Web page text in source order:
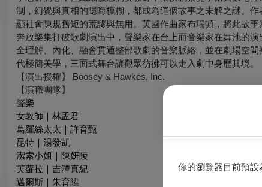
你的瀏覽器目前預設
制，幻覺與真相的隱晦模糊，都成為這個故事之未解之謎。
顯社會陳規舊矩的荒謬與無用。英國作曲家布瑞頓，將此故
奔放樂集打破歌劇演出中，聲樂家在台上而音樂家在舞池的
全理解、內化、融會貫通整部歌劇的音樂脈絡，並在劇場空
代極簡美學，三面式舞台讓觀眾彷彿可以走入劇中身歷其境。
【演出授權】 Boosey & Hawkes, Inc.
【演職團隊】
聲樂
女教師｜林孟君
葛羅絲太太｜許育甄
昆特｜湯發凱
潔索小姐｜陳妍陵
芙蘿拉｜吉澤真紀
邁爾斯｜朱育陞